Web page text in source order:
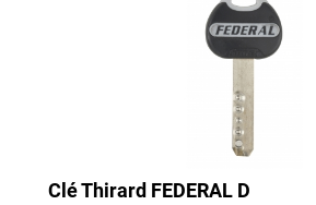
Clé Thirard FEDERAL D